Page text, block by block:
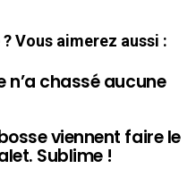
Vous aimerez aussi :
n’a chassé aucune
viennent faire le
Sublime !